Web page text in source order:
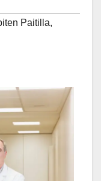
Paitilla,